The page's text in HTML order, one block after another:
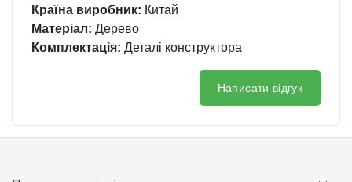
Країна виробник: Китай
Матеріал: Дерево
Комплектація: Деталі конструктора
Написати відгук